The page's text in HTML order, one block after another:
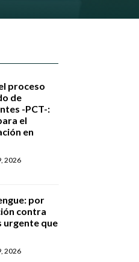
proceso
de
-PCT-:
el
en
2026
por
contra
urgente que
2026